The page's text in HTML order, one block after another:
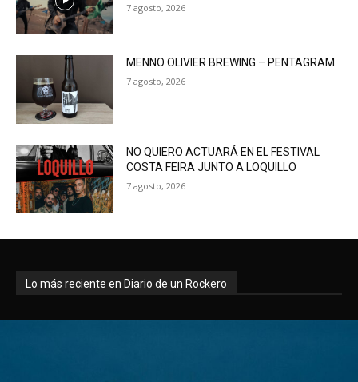
7 agosto, 2026
MENNO OLIVIER BREWING – PENTAGRAM
7 agosto, 2026
NO QUIERO ACTUARÁ EN EL FESTIVAL
COSTA FEIRA JUNTO A LOQUILLO
7 agosto, 2026
Lo más reciente en Diario de un Rockero